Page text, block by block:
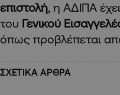
επιστολή, η ΑΔΙΠΑ
του Γενικού
όπως προβλέπεται
ΣΧΕΤΙΚΑ ΑΡΘΡΑ